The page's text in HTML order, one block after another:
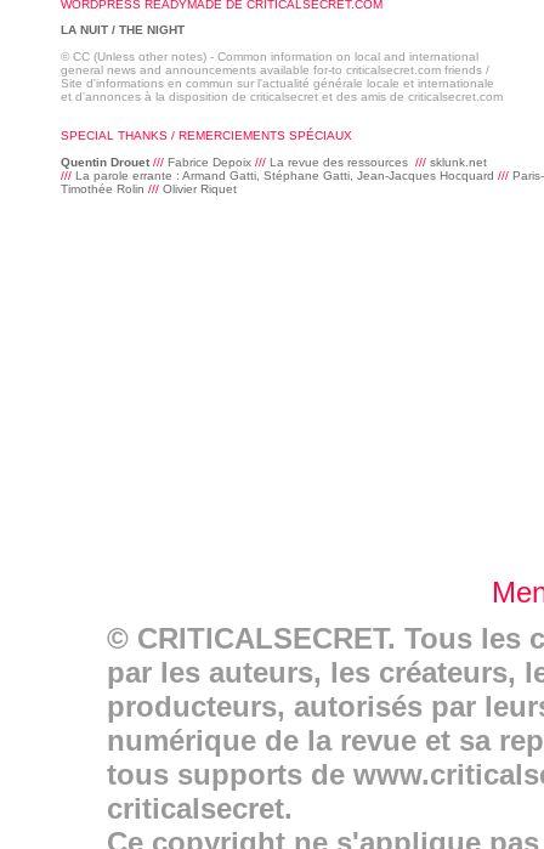
WORDPRESS READYMADE DE CRITICALSECRET.COM
LA NUIT / THE NIGHT
© CC (Unless other notes) - Common information on local and international
general news and announcements available for-to criticalsecret.com friends /
Site d'informations en commun sur l'actualité générale locale et internationale
et d'annonces à la disposition de criticalsecret et des amis de criticalsecret.com
SPECIAL THANKS / REMERCIEMENTS SPÉCIAUX
Quentin Drouet /// Fabrice Depoix /// La revue des ressources /// sklunk.net
/// La parole errante : Armand Gatti, Stéphane Gatti, Jean-Jacques Hocquard ///
Timothée Rolin /// Olivier Riquet
© CRITICALSECRET. Tous
par les auteurs, les créateurs,
producteurs, autorisés par
numérique de la revue et sa
tous supports de
criticalsecret.
Ce copyright ne s'applique